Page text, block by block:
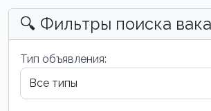
🔍 Фильтры поиска
Тип объявления: